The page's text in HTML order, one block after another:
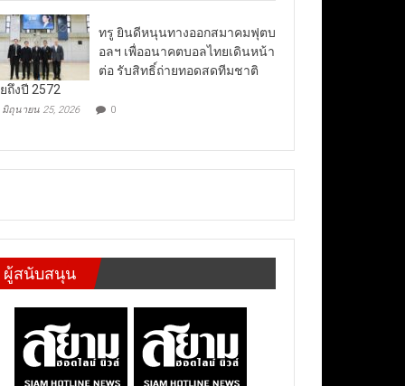
ทรู ยินดีหนุนทางออกสมาคมฟุตบ
อลฯ เพื่ออนาคตบอลไทยเดินหน้า
ต่อ รับสิทธิ์ถ่ายทอดสดทีมชาติ
ถึงปี 2572
มิถุนายน 25, 2026 0
ผู้สนับสนุน